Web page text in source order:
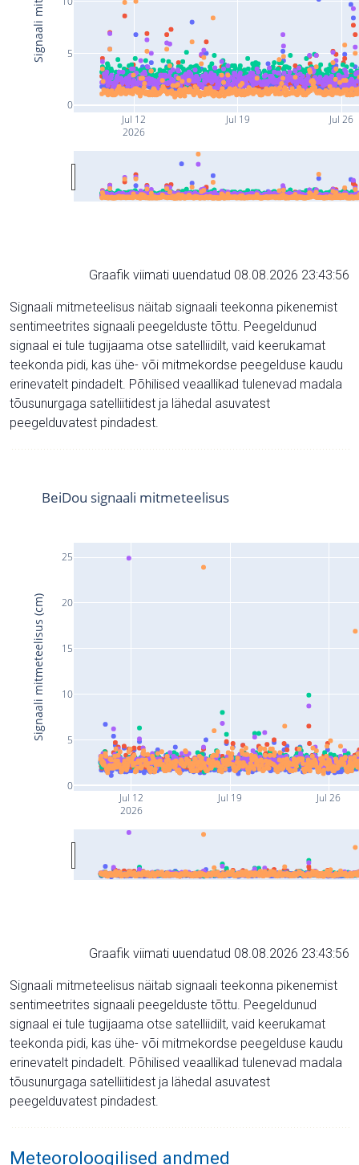
Jul 12
2026
Jul 19 Jul 26
0
5
Graafik viimati uuendatud 08.08.2026 23:43:56
Signaali mitmeteelisus näitab signaali teekonna pikenemist
sentimeetrites signaali peegelduste tõttu. Peegeldunud
signaal ei tule tugijaama otse satelliidilt, vaid keerukamat
teekonda pidi, kas ühe- või mitmekordse peegelduse kaudu
erinevatelt pindadelt. Põhilised veaallikad tulenevad madala
tõusunurgaga satelliitidest ja lähedal asuvatest
peegelduvatest pindadest.
Jul 12
2026
Jul 19 Jul 26
0
5
10
15
20
25
BeiDou signaali mitmeteelisus
Signaali mitmeteelisus (cm)
Graafik viimati uuendatud 08.08.2026 23:43:56
Signaali mitmeteelisus näitab signaali teekonna pikenemist
sentimeetrites signaali peegelduste tõttu. Peegeldunud
signaal ei tule tugijaama otse satelliidilt, vaid keerukamat
teekonda pidi, kas ühe- või mitmekordse peegelduse kaudu
erinevatelt pindadelt. Põhilised veaallikad tulenevad madala
tõusunurgaga satelliitidest ja lähedal asuvatest
peegelduvatest pindadest.
Meteoroloogilised andmed